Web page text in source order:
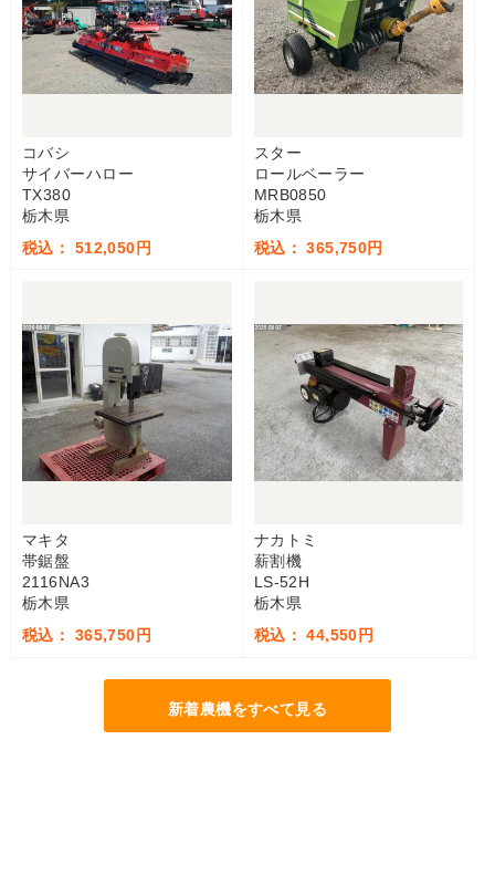
コバシ
サイバーハロー
TX380
栃木県
税込： 512,050円
スター
ロールベーラー
MRB0850
栃木県
税込： 365,750円
マキタ
帯鋸盤
2116NA3
栃木県
税込： 365,750円
ナカトミ
薪割機
LS-52H
栃木県
税込： 44,550円
新着農機をすべて見る